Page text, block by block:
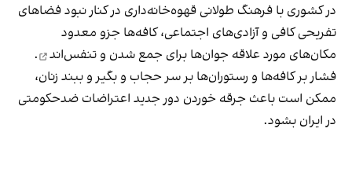
در کشوری با فرهنگ طولانی قهوه‌‌خانه‌داری در کنار نبود فضاهای
تفریحی کافی و آزادی‌های اجتماعی، کافه‌ها جزو معدود
مکان‌های مورد علاقه جوان‌ها برای جمع شدن و تنفس‌اند
.
فشار بر کافه‌ها و رستوران‌ها بر سر حجاب و بگیر و ببند زنان،
ممکن است باعث جرقه خوردن دور جدید اعتراضات ضدحکومتی
در ایران بشود.